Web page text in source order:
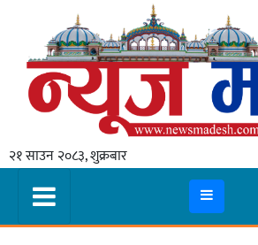
२१ साउन २०८३, शुक्रबार
गृहपृष्ठ
स्थानीय
प्रदेश